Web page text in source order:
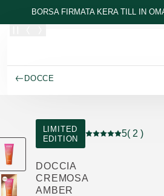
Passa al contenuto principale
BORSA FIRMATA KERA TILL IN
DOCCE
LIMITED
EDITION
Valutazione
5( 2 )
DOCCIA
CREMOSA
AMBER